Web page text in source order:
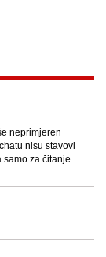
neprimjeren
nisu stavovi
samo za čitanje.